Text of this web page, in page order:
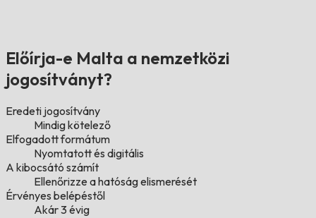
Előírja-e Malta a nemzetközi
jogosítványt?
Eredeti jogosítvány
Mindig kötelező
Elfogadott formátum
Nyomtatott és digitális
A kibocsátó számít
Ellenőrizze a hatóság elismerését
Érvényes belépéstől
Akár 3 évig